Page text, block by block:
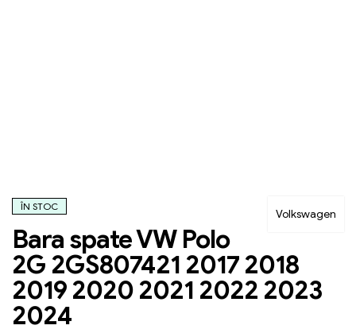
Volkswagen
ÎN STOC
Bara spate VW Polo
2G 2GS807421 2017 2018
2019 2020 2021 2022 2023
2024